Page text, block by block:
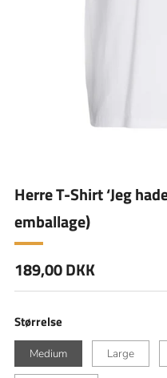
Herre T-Shirt ‘Jeg
emballage)
Normal
pris
189,00 DKK
Størrelse
Medium Large